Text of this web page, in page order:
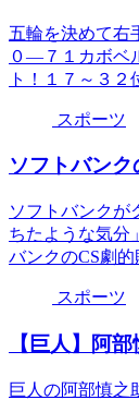
五輪を決めて
０―７１カボベ
ト！１７～３２
スポーツ
ソフトバン
ソフトバンクが
ちたような気分
バンクのCS劇的
スポーツ
【巨人】阿
巨人の阿部慎之